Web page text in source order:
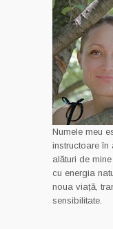
Numele meu
instructoare în
alături de
cu energia
noua viață,
sensibilitate.